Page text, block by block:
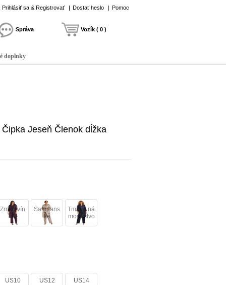
Prihlásiť sa & Registrovať | Dostať heslo | Pomoc
Správa Vozík ( 0 )
doplnky
Jeseň Členok dĺžka
Zrnko vín
a
Šampans
ké
Tmavo ná
morníctvo
US10 US12 US14